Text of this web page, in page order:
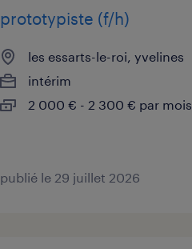
prototypiste (f/h)
les essarts-le-roi, yvelines
intérim
2 000 € - 2 300 € par mois
publié le 29 juillet 2026